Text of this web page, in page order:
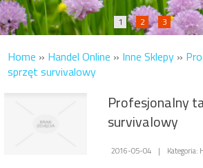
1 2 3
Home » Handel Online » Inne Sklepy »
sprzęt survivalowy
Profesjonalny
survivalowy
2016-05-04 | Kategoria: